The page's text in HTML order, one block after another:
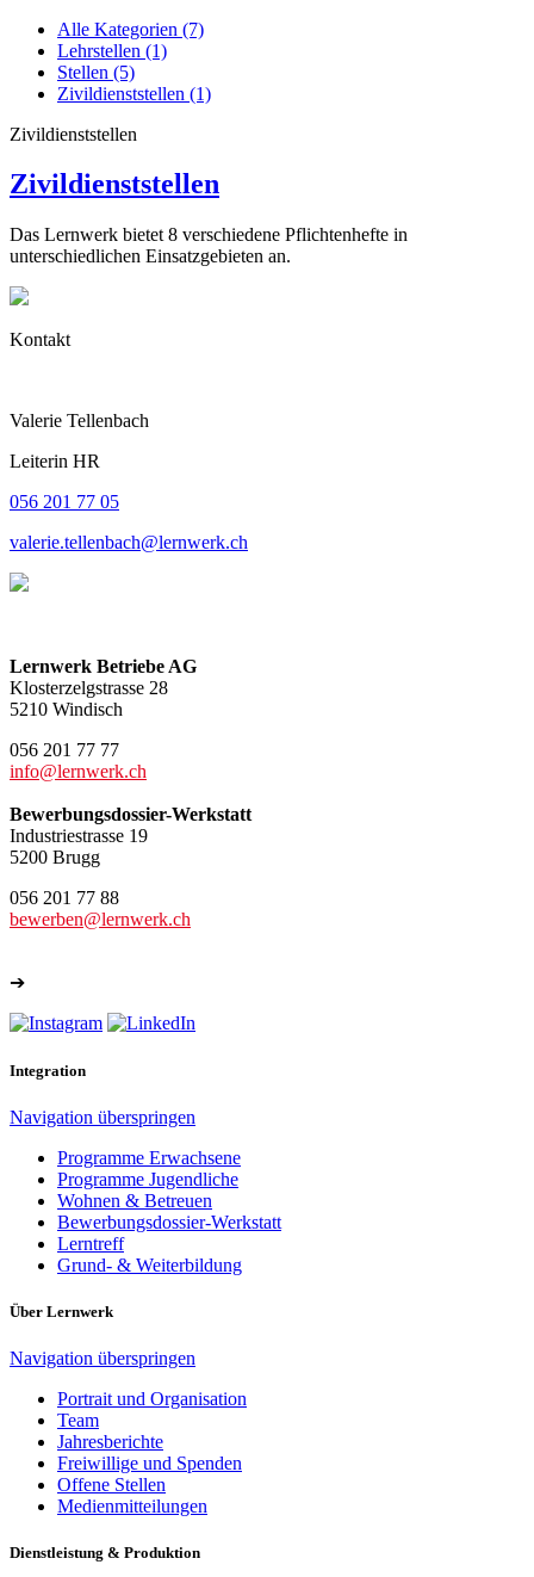
Alle Kategorien (7)
Lehrstellen (1)
Stellen (5)
Zivildienststellen (1)
Zivildienststellen
Zivildienststellen
Das Lernwerk bietet 8 verschiedene Pflichtenhefte in
unterschiedlichen Einsatzgebieten an.
Kontakt
Valerie Tellenbach
Leiterin HR
056 201 77 05
valerie.tellenbach@lernwerk.ch
Lernwerk Betriebe AG
Klosterzelgstrasse 28
5210 Windisch
056 201 77 77
info@lernwerk.ch
Bewerbungsdossier-Werkstatt
Industriestrasse 19
5200 Brugg
056 201 77 88
bewerben@lernwerk.ch
➔
Integration
Navigation überspringen
Programme Erwachsene
Programme Jugendliche
Wohnen & Betreuen
Bewerbungsdossier-Werkstatt
Lerntreff
Grund- & Weiterbildung
Über Lernwerk
Navigation überspringen
Portrait und Organisation
Team
Jahresberichte
Freiwillige und Spenden
Offene Stellen
Medienmitteilungen
Dienstleistung & Produktion